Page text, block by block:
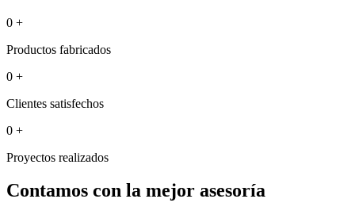
0 +
Productos fabricados
0 +
Clientes satisfechos
0 +
Proyectos realizados
Contamos con la mejor asesoría